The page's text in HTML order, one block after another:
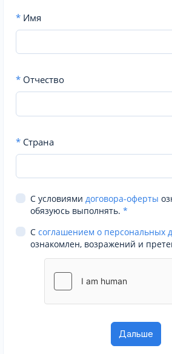
* Имя
* Отчество
* Страна
С условиями договора-оферты
обязуюсь выполнять. *
С соглашением о персональных
ознакомлен, возражений и